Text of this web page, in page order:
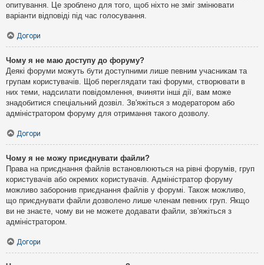
опитування. Це зроблено для того, щоб ніхто не зміг змінювати
варіанти відповіді під час голосування.
Догори
Чому я не маю доступу до форуму?
Деякі форуми можуть бути доступними лише певним учасникам та
групам користувачів. Щоб переглядати такі форуми, створювати в
них теми, надсилати повідомлення, вчиняти інші дії, вам може
знадобитися спеціальний дозвіл. Зв'яжіться з модератором або
адміністратором форуму для отримання такого дозволу.
Догори
Чому я не можу приєднувати файли?
Права на приєднання файлів встановлюються на рівні форумів, груп
користувачів або окремих користувачів. Адміністратор форуму
можливо заборонив приєднання файлів у форумі. Також можливо,
що приєднувати файли дозволено лише членам певних груп. Якщо
ви не знаєте, чому ви не можете додавати файли, зв'яжіться з
адміністратором.
Догори